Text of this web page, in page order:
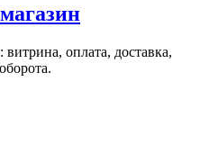
оплата, доставка,